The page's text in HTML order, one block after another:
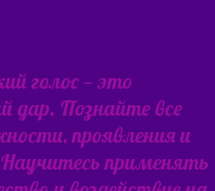
голос — это
дар. Познайте все
проявления и
применять